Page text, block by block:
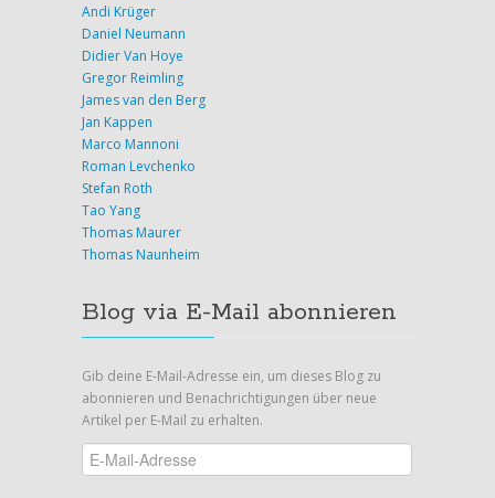
Andi Krüger
Daniel Neumann
Didier Van Hoye
Gregor Reimling
James van den Berg
Jan Kappen
Marco Mannoni
Roman Levchenko
Stefan Roth
Tao Yang
Thomas Maurer
Thomas Naunheim
Blog via E-Mail abonnieren
Gib deine E-Mail-Adresse ein, um dieses Blog zu
abonnieren und Benachrichtigungen über neue
Artikel per E-Mail zu erhalten.
E-
Mail-